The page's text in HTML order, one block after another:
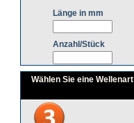
Länge in mm
Anzahl/Stück
Wählen Sie eine Wellenart